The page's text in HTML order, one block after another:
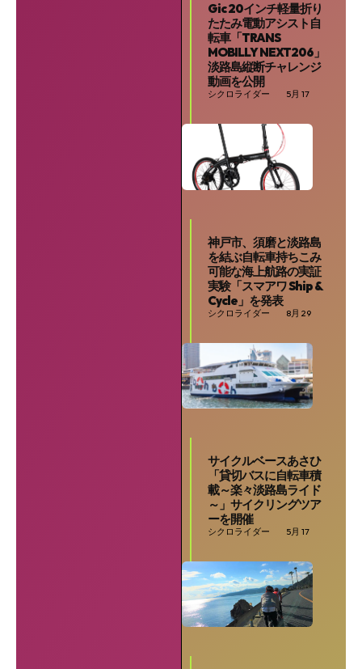
Gic 20インチ軽量折り
たたみ電動アシスト自
転車「TRANS
MOBILLY NEXT206」
淡路島縦断チャレンジ
動画を公開
シクロライダー 5月 17
神戸市、須磨と淡路島
を結ぶ自転車持ちこみ
可能な海上航路の実証
実験「スマアワ Ship &
Cycle」を発表
シクロライダー 8月 29
サイクルベースあさひ
「貸切バスに自転車積
載～楽々淡路島ライド
～」サイクリングツア
ーを開催
シクロライダー 5月 17